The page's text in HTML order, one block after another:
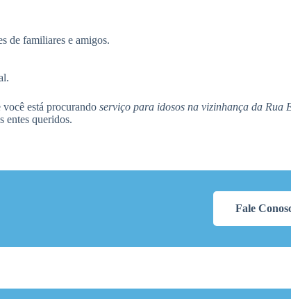
de familiares e amigos.
está procurando serviço para idosos na vizinhança da Rua
entes queridos.
Fale